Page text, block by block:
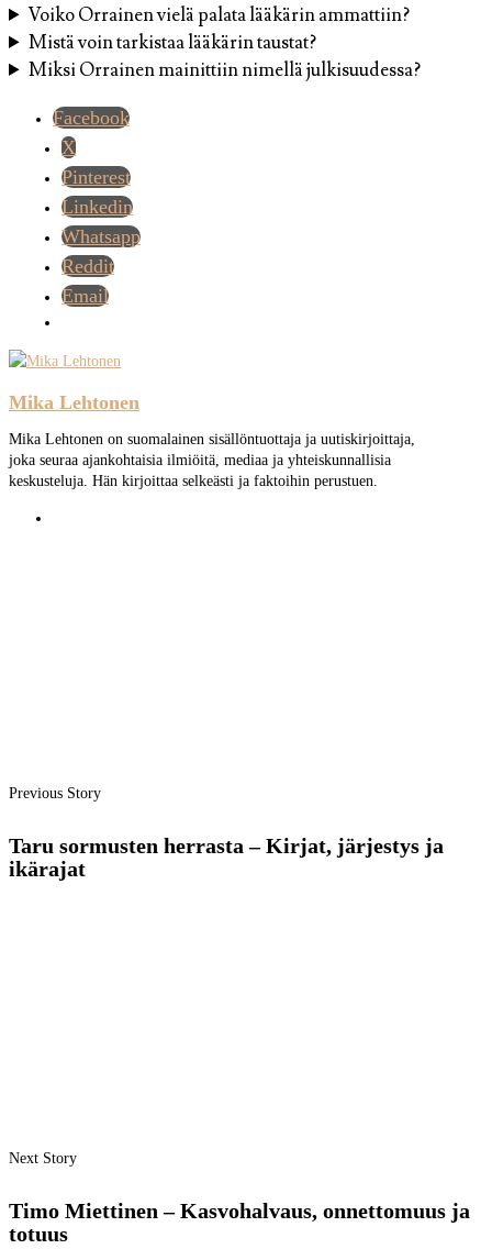
Voiko Orrainen vielä palata lääkärin ammattiin?
Mistä voin tarkistaa lääkärin taustat?
Miksi Orrainen mainittiin nimellä julkisuudessa?
Facebook
X
Pinterest
Linkedin
Whatsapp
Reddit
Email
Mika Lehtonen
Mika Lehtonen on suomalainen sisällöntuottaja ja uutiskirjoittaja,
joka seuraa ajankohtaisia ilmiöitä, mediaa ja yhteiskunnallisia
keskusteluja. Hän kirjoittaa selkeästi ja faktoihin perustuen.
Previous Story
Taru sormusten herrasta – Kirjat, järjestys ja
ikärajat
Next Story
Timo Miettinen – Kasvohalvaus, onnettomuus ja
totuus